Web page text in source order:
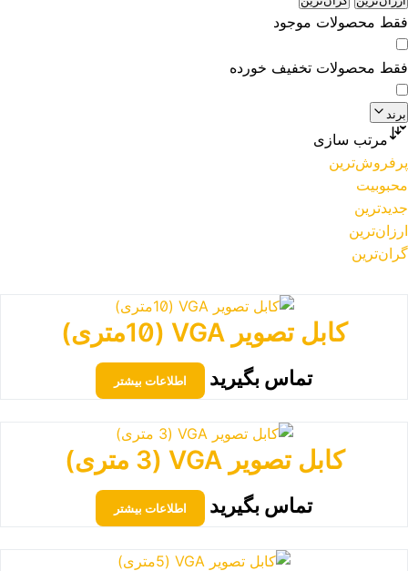
فقط محصولات موجود
فقط محصولات تخفیف خورده
برند
مرتب سازی
پرفروش‌ترین
محبوبیت
جدیدترین
ارزان‌ترین
گران‌ترین
کابل تصویر VGA (10متری)
تماس بگیرید اطلاعات بیشتر
کابل تصویر VGA (3 متری)
تماس بگیرید اطلاعات بیشتر